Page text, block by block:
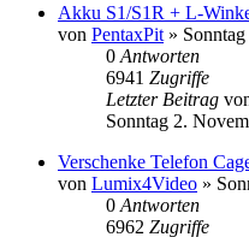
Akku S1/S1R + L-
von PentaxPit »
0 Antworten
6941 Zugriffe
Letzter Beitrag
Sonntag 2.
Verschenke Telefon
von Lumix4Video »
0 Antworten
6962 Zugriffe